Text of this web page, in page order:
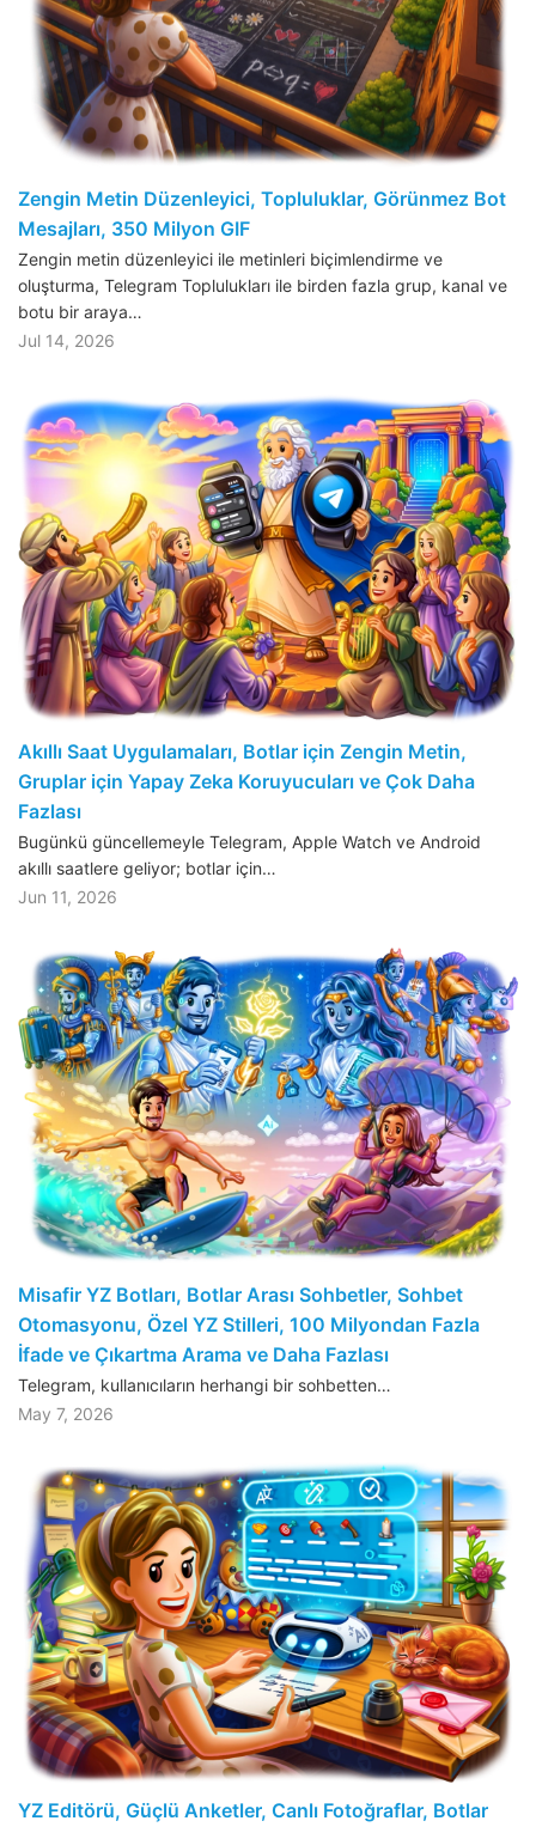
Zengin Metin Düzenleyici, Topluluklar, Görünmez Bot
Mesajları, 350 Milyon GIF
Zengin metin düzenleyici ile metinleri biçimlendirme ve
oluşturma, Telegram Toplulukları ile birden fazla grup, kanal ve
botu bir araya…
Jul 14, 2026
Akıllı Saat Uygulamaları, Botlar için Zengin Metin,
Gruplar için Yapay Zeka Koruyucuları ve Çok Daha
Fazlası
Bugünkü güncellemeyle Telegram, Apple Watch ve Android
akıllı saatlere geliyor; botlar için…
Jun 11, 2026
Misafir YZ Botları, Botlar Arası Sohbetler, Sohbet
Otomasyonu, Özel YZ Stilleri, 100 Milyondan Fazla
İfade ve Çıkartma Arama ve Daha Fazlası
Telegram, kullanıcıların herhangi bir sohbetten…
May 7, 2026
YZ Editörü, Güçlü Anketler, Canlı Fotoğraflar, Botlar